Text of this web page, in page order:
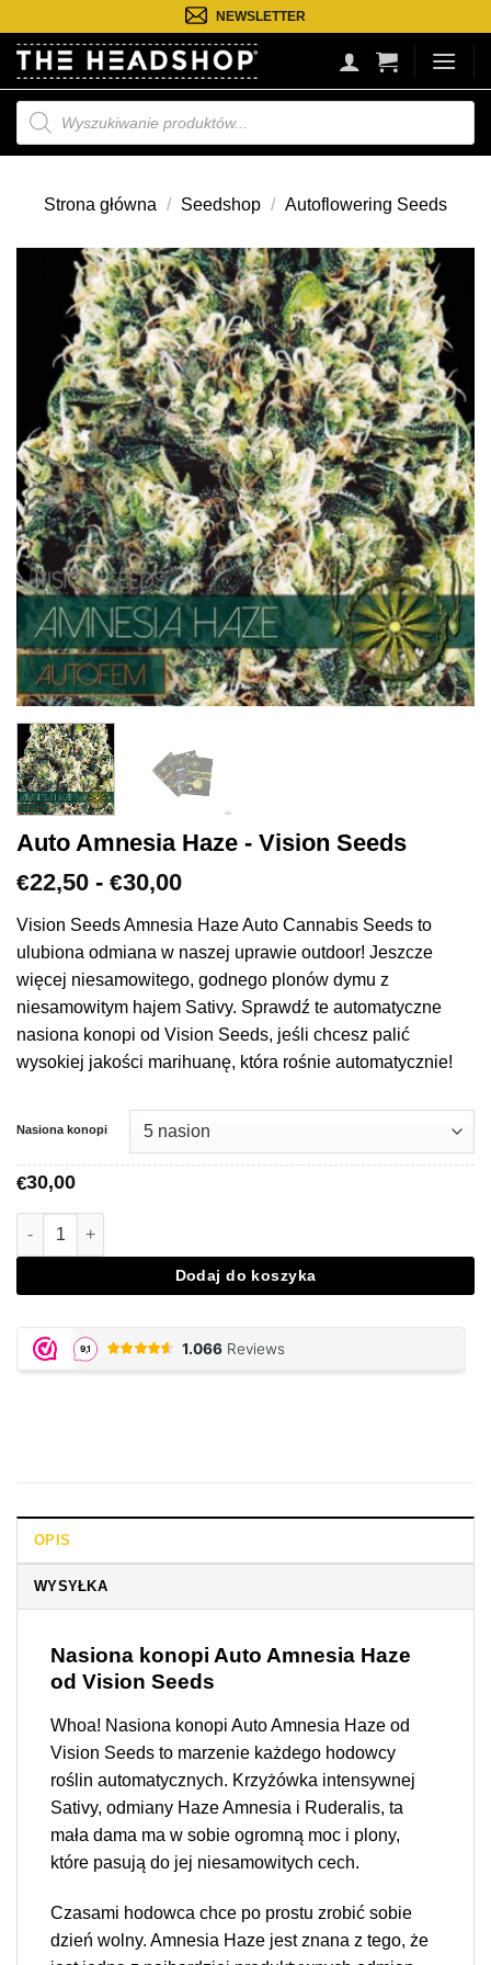
do
treści
NEWSLETTER
Wyszukiwarka
produktów
Strona główna / Seedshop / Autoflowering Seeds
Auto Amnesia Haze - Vision Seeds
€22,50 - €30,00Zakres
€22,50
do
€30,00
Vision Seeds Amnesia Haze Auto Cannabis Seeds to
ulubiona odmiana w naszej uprawie outdoor! Jeszcze
więcej niesamowitego, godnego plonów dymu z
niesamowitym hajem Sativy. Sprawdź te automatyczne
nasiona konopi od Vision Seeds, jeśli chcesz palić
wysokiej jakości marihuanę, która rośnie automatycznie!
Nasiona konopi
€30,00
Ilość Auto Amnesia Haze - Vision Seeds
Dodaj do koszyka
OPIS
WYSYŁKA
Nasiona konopi Auto Amnesia Haze
od Vision Seeds
Whoa! Nasiona konopi Auto Amnesia Haze od
Vision Seeds to marzenie każdego hodowcy
roślin automatycznych. Krzyżówka intensywnej
Sativy, odmiany Haze Amnesia i Ruderalis, ta
mała dama ma w sobie ogromną moc i plony,
które pasują do jej niesamowitych cech.
Czasami hodowca chce po prostu zrobić sobie
dzień wolny. Amnesia Haze jest znana z tego, że